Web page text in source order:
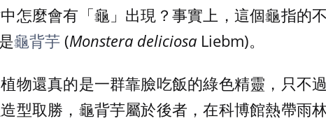
怎麼會有「龜」出現？事實上，這個龜指的不
龜背芋 (Monstera deliciosa Liebm)。
物還真的是一群靠臉吃飯的綠色精靈，只不過
型取勝，龜背芋屬於後者，在科博館熱帶雨